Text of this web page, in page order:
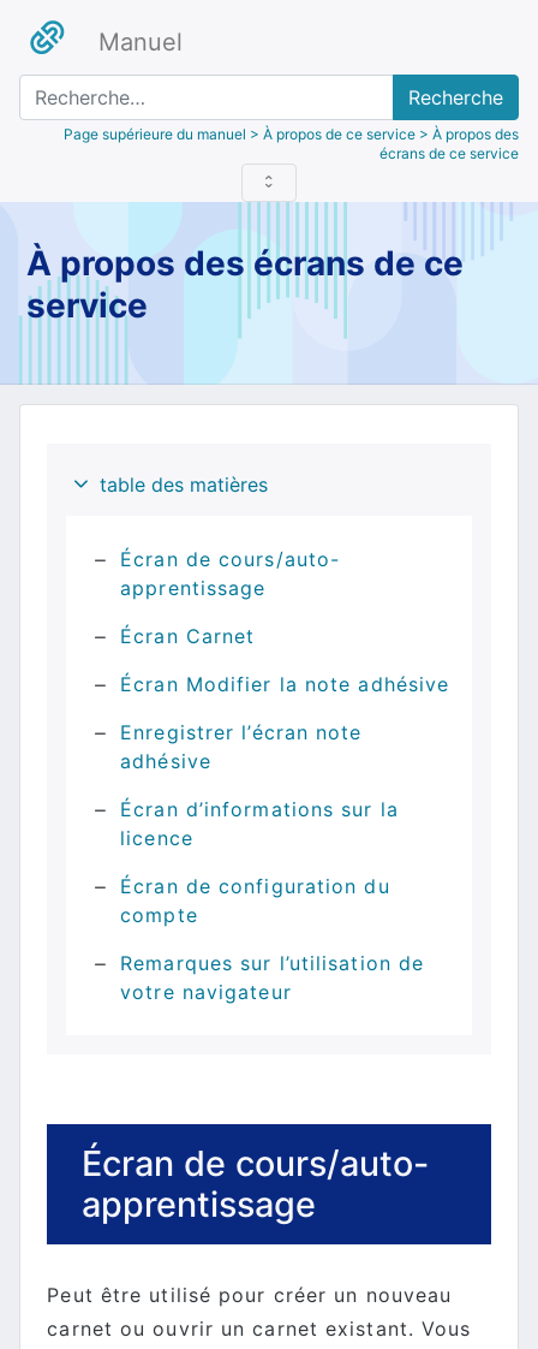
Manuel
Recherche
Page supérieure du manuel > À propos de ce service > À propos des
écrans de ce service
À propos des écrans de ce
service
table des matières
Écran de cours/auto-
apprentissage
Écran Carnet
Écran Modifier la note adhésive
Enregistrer l’écran note
adhésive
Écran d’informations sur la
licence
Écran de configuration du
compte
Remarques sur l’utilisation de
votre navigateur
Écran de cours/auto-
apprentissage
Peut être utilisé pour créer un nouveau
carnet ou ouvrir un carnet existant. Vous